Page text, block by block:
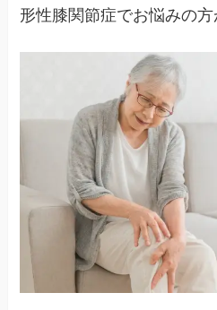
形性膝関節症でお悩みの方